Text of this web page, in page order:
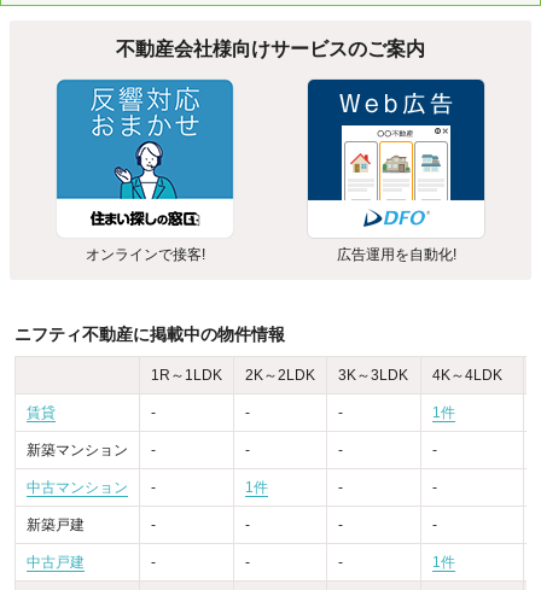
不動産会社様向けサービスのご案内
オンラインで接客! 広告運用を自動化!
ニフティ不動産に掲載中の物件情報
1R～1LDK 2K～2LDK 3K～3LDK 4K～4LDK
賃貸 - - - 1件
新築マンション - - - -
中古マンション - 1件 - -
新築戸建 - - - -
中古戸建 - - - 1件